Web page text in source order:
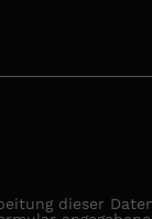
dieser